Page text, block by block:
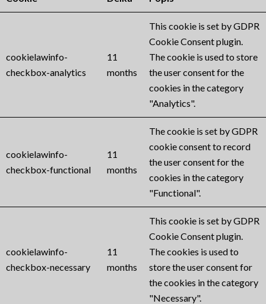
cookielawinfo-
checkbox-analytics
11
months
This cookie is set by GDPR
Cookie Consent plugin.
The cookie is used to store
the user consent for the
cookies in the category
"Analytics".
cookielawinfo-
checkbox-functional
11
months
The cookie is set by GDPR
cookie consent to record
the user consent for the
cookies in the category
"Functional".
cookielawinfo-
checkbox-necessary
11
months
This cookie is set by GDPR
Cookie Consent plugin.
The cookies is used to
store the user consent for
the cookies in the category
"Necessary".